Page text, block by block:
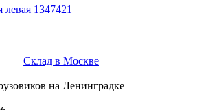
1347421
Склад в Москве
на Ленинградке